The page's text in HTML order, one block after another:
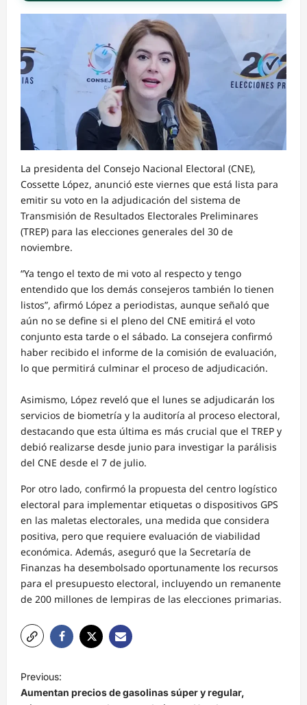
La presidenta del Consejo Nacional Electoral (CNE),
Cossette López, anunció este viernes que está lista para
emitir su voto en la adjudicación del sistema de
Transmisión de Resultados Electorales Preliminares
(TREP) para las elecciones generales del 30 de
noviembre.
“Ya tengo el texto de mi voto al respecto y tengo
entendido que los demás consejeros también lo tienen
listos”, afirmó López a periodistas, aunque señaló que
aún no se define si el pleno del CNE emitirá el voto
conjunto esta tarde o el sábado. La consejera confirmó
haber recibido el informe de la comisión de evaluación,
lo que permitirá culminar el proceso de adjudicación.
Asimismo, López reveló que el lunes se adjudicarán los
servicios de biometría y la auditoría al proceso electoral,
destacando que esta última es más crucial que el TREP y
debió realizarse desde junio para investigar la parálisis
del CNE desde el 7 de julio.
Por otro lado, confirmó la propuesta del centro logístico
electoral para implementar etiquetas o dispositivos GPS
en las maletas electorales, una medida que considera
positiva, pero que requiere evaluación de viabilidad
económica. Además, aseguró que la Secretaría de
Finanzas ha desembolsado oportunamente los recursos
para el presupuesto electoral, incluyendo un remanente
de 200 millones de lempiras de las elecciones primarias.
N
a
Previous:
Aumentan precios de gasolinas súper y regular,